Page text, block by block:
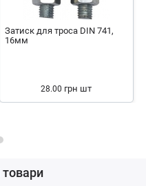
Затиск для троса DIN 741,
16мм
28.00 грн шт
товари